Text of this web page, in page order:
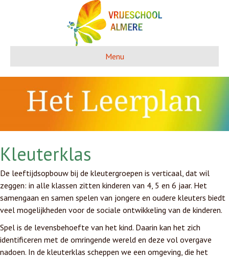
Menu
Kleuterklas
De leeftijdsopbouw bij de kleutergroepen is verticaal, dat wil
zeggen: in alle klassen zitten kinderen van 4, 5 en 6 jaar. Het
samengaan en samen spelen van jongere en oudere kleuters biedt
veel mogelijkheden voor de sociale ontwikkeling van de kinderen.
Spel is de levensbehoefte van het kind. Daarin kan het zich
identificeren met de omringende wereld en deze vol overgave
nadoen. In de kleuterklas scheppen we een omgeving, die het